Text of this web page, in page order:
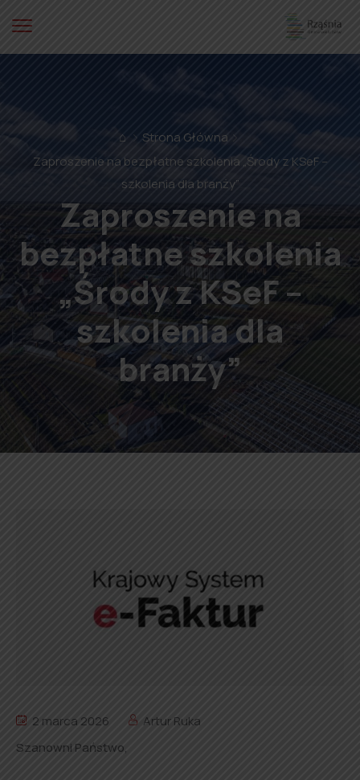
⌂
Strona Główna
Zaproszenie na bezpłatne szkolenia „Środy z KSeF –
szkolenia dla branży”
Zaproszenie na
bezpłatne szkolenia
„Środy z KSeF –
szkolenia dla
branży”
2 marca 2026
Artur Ruka
Szanowni Państwo,